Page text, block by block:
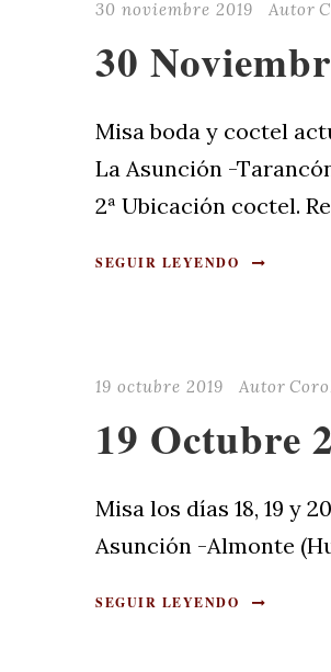
30 noviembre 2019 Autor
30
Misa boda y coctel
La Asunción -
2ª Ubicación coctel.
SEGUIR LEYENDO
19 octubre 2019 Autor
19 Octubre
Misa los días 18, 19 y
Asunción -Almonte
SEGUIR LEYENDO